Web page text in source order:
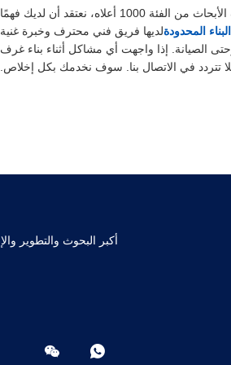
من خلال المقدمة التفصيلية للمعادلة الحسابية لمتطلبات الكمية من FFU في غرف الأبحاث من الفئة 1000 أعلاه، نعتقد أن لديك فهمًا
المحدودةلديها فريق فني محترف وخبرة غنية
الصيانة. إذا واجهت أي مشاكل أثناء بناء غرف
تتردد في الاتصال بنا. سوف نخدمك بكل إخلاص.